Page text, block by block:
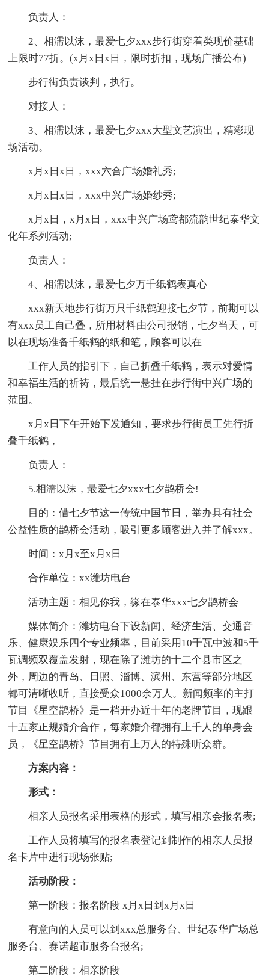
负责人：
2、相濡以沫，最爱七夕xxx步行街穿着类现价基础
上限时77折。(x月x日x日，限时折扣，现场广播公布)
步行街负责谈判，执行。
对接人：
3、相濡以沫，最爱七夕xxx大型文艺演出，精彩现
场活动。
x月x日x日，xxx六合广场婚礼秀;
x月x日x日，xxx中兴广场婚纱秀;
x月x日，x月x日，xxx中兴广场鸢都流韵世纪泰华文
化年系列活动;
负责人：
4、相濡以沫，最爱七夕万千纸鹤表真心
xxx新天地步行街万只千纸鹤迎接七夕节，前期可以
有xxx员工自己叠，所用材料由公司报销，七夕当天，可
以在现场准备千纸鹤的纸和笔，顾客可以在
工作人员的指引下，自己折叠千纸鹤，表示对爱情
和幸福生活的祈祷，最后统一悬挂在步行街中兴广场的
范围。
x月x日下午开始下发通知，要求步行街员工先行折
叠千纸鹤，
负责人：
5.相濡以沫，最爱七夕xxx七夕鹊桥会!
目的：借七夕节这一传统中国节日，举办具有社会
公益性质的鹊桥会活动，吸引更多顾客进入并了解xxx。
时间：x月x至x月x日
合作单位：xx潍坊电台
活动主题：相见你我，缘在泰华xxx七夕鹊桥会
媒体简介：潍坊电台下设新闻、经济生活、交通音
乐、健康娱乐四个专业频率，目前采用10千瓦中波和5千
瓦调频双覆盖发射，现在除了潍坊的十二个县市区之
外，周边的青岛、日照、淄博、滨州、东营等部分地区
都可清晰收听，直接受众1000余万人。新闻频率的主打
节目《星空鹊桥》是一档开办近十年的老牌节目，现跟
十五家正规婚介合作，每家婚介都拥有上千人的单身会
员，《星空鹊桥》节目拥有上万人的特殊听众群。
方案内容：
形式：
相亲人员报名采用表格的形式，填写相亲会报名表;
工作人员将填写的报名表登记到制作的相亲人员报
名卡片中进行现场张贴;
活动阶段：
第一阶段：报名阶段 x月x日到x月x日
有意向的人员可以到xxx总服务台、世纪泰华广场总
服务台、赛诺超市服务台报名;
第二阶段：相亲阶段